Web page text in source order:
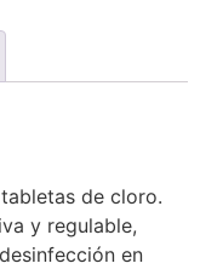
de cloro.
y regulable,
en